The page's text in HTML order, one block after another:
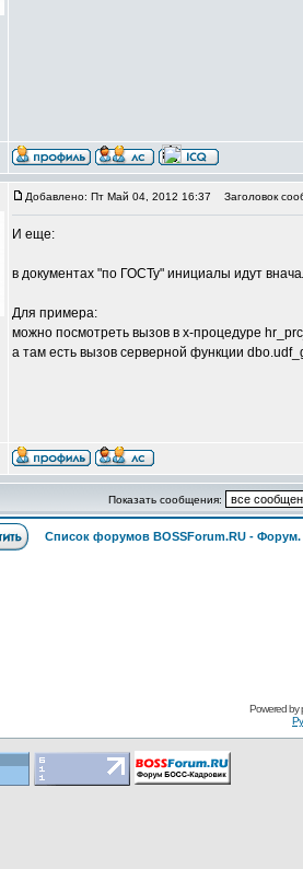
Добавлено: Пт Май 04, 2012 16:37 Заголовок
И еще:
в документах "по ГОСТу" инициалы идут
Для примера:
можно посмотреть вызов в х-процедуре
а там есть вызов серверной функции
Показать сообщения:
Список форумов BOSSForum.RU -
Pоwerеd by